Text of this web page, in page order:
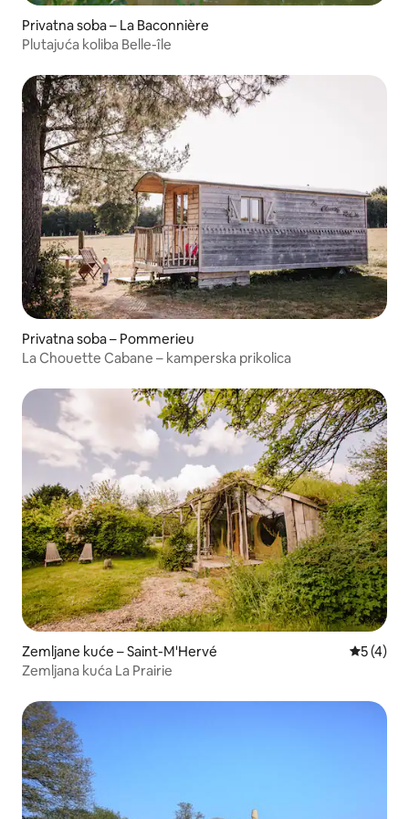
Privatna soba – La Baconnière
Plutajuća koliba Belle-île
Privatna soba – Pommerieu
La Chouette Cabane – kamperska prikolica
Zemljane kuće – Saint-M'Hervé
5 (4)
Zemljana kuća La Prairie